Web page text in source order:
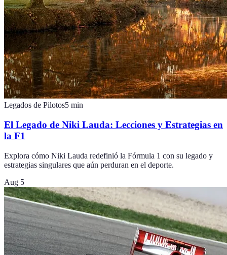
Legados de Pilotos5 min
El Legado de Niki Lauda: Lecciones y Estrategias en
la F1
Explora cómo Niki Lauda redefinió la Fórmula 1 con su legado y
estrategias singulares que aún perduran en el deporte.
Aug 5